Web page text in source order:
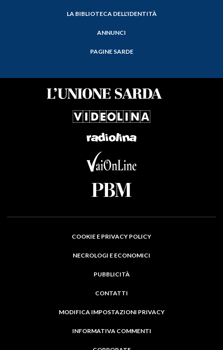
LA BIBLIOTECA DELL'IDENTITÀ
ANNUNCI
PAGINE SARDE
COOKIE E PRIVACY POLICY
NECROLOGI E ECONOMICI
PUBBLICITÀ
CONTATTI
MODIFICA IMPOSTAZIONI PRIVACY
INFORMATIVA COMMENTI